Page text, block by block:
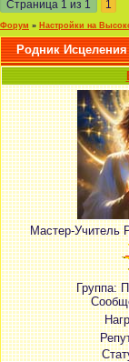
Страница 1 из 1 1
Форум » Настройки на
Родник Исцеления
Мастер-Учитель
Группа: